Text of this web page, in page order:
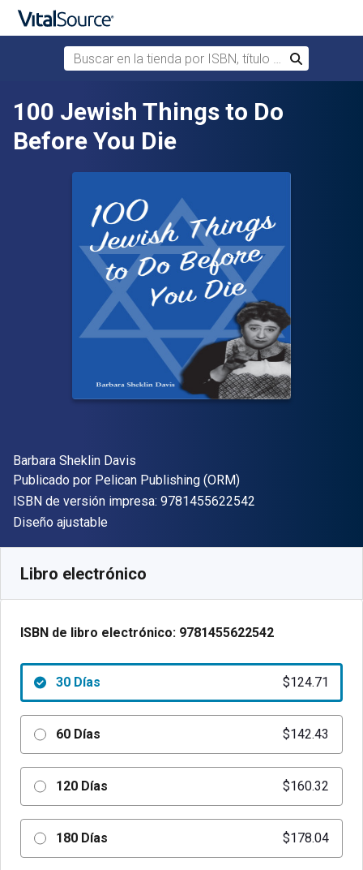
Saltar al contenido principal
Buscar en la tienda por ISBN, título o autor
Buscar
100 Jewish Things to Do
Before You Die
Autor(es)
Barbara Sheklin Davis
Editor
Publicado por Pelican Publishing (ORM)
ISBN de versión impresa: 9781455622542
Formato
Diseño ajustable
Libro electrónico
ISBN de libro electrónico: 9781455622542
30 Días $124.71
60 Días $142.43
120 Días $160.32
180 Días $178.04